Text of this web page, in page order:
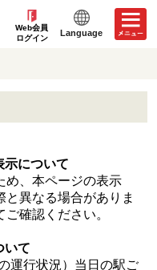
Web会員
ログイン
Language
示について
め、本ページの表示
と異なる場合がありま
確認ください。
いて
運行状況）当日の駅ご